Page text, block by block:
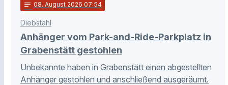
notes 08. August 2026 07:54
Diebstahl
Anhänger vom Park-and-Ride-Parkplatz in
Grabenstätt gestohlen
Unbekannte haben in Grabenstätt einen abgestellten
Anhänger gestohlen und anschließend ausgeräumt.